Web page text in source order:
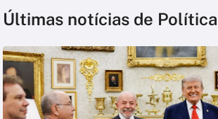
Últimas notícias de Política